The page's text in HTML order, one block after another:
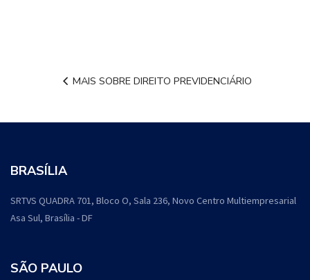
MAIS SOBRE DIREITO PREVIDENCIÁRIO
BRASÍLIA
SRTVS QUADRA 701, Bloco O, Sala 236, Novo Centro Multiempresarial
Asa Sul, Brasília - DF
SÃO PAULO